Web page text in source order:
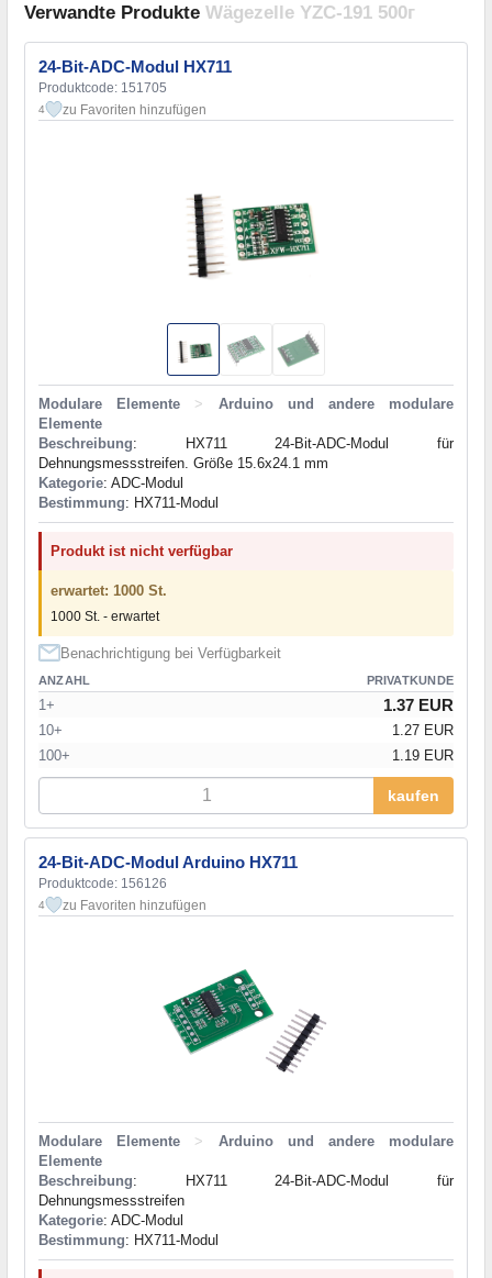
Verwandte Produkte Wägezelle YZC-191 500г
24-Bit-ADC-Modul HX711
Produktcode: 151705
4 zu Favoriten hinzufügen
Modulare Elemente >
Arduino und andere modulare
Elemente
Beschreibung: HX711 24-Bit-ADC-Modul für
Dehnungsmessstreifen. Größe 15.6x24.1 mm
Kategorie: ADC-Modul
Bestimmung: HX711-Modul
Produkt ist nicht verfügbar
erwartet: 1000 St.
1000 St. - erwartet
Benachrichtigung bei Verfügbarkeit
ANZAHL PRIVATKUNDE
1+ 1.37 EUR
10+
1.27 EUR
100+
1.19 EUR
kaufen
24-Bit-ADC-Modul Arduino HX711
Produktcode: 156126
4 zu Favoriten hinzufügen
Modulare Elemente >
Arduino und andere modulare
Elemente
Beschreibung: HX711 24-Bit-ADC-Modul für
Dehnungsmessstreifen
Kategorie: ADC-Modul
Bestimmung: HX711-Modul